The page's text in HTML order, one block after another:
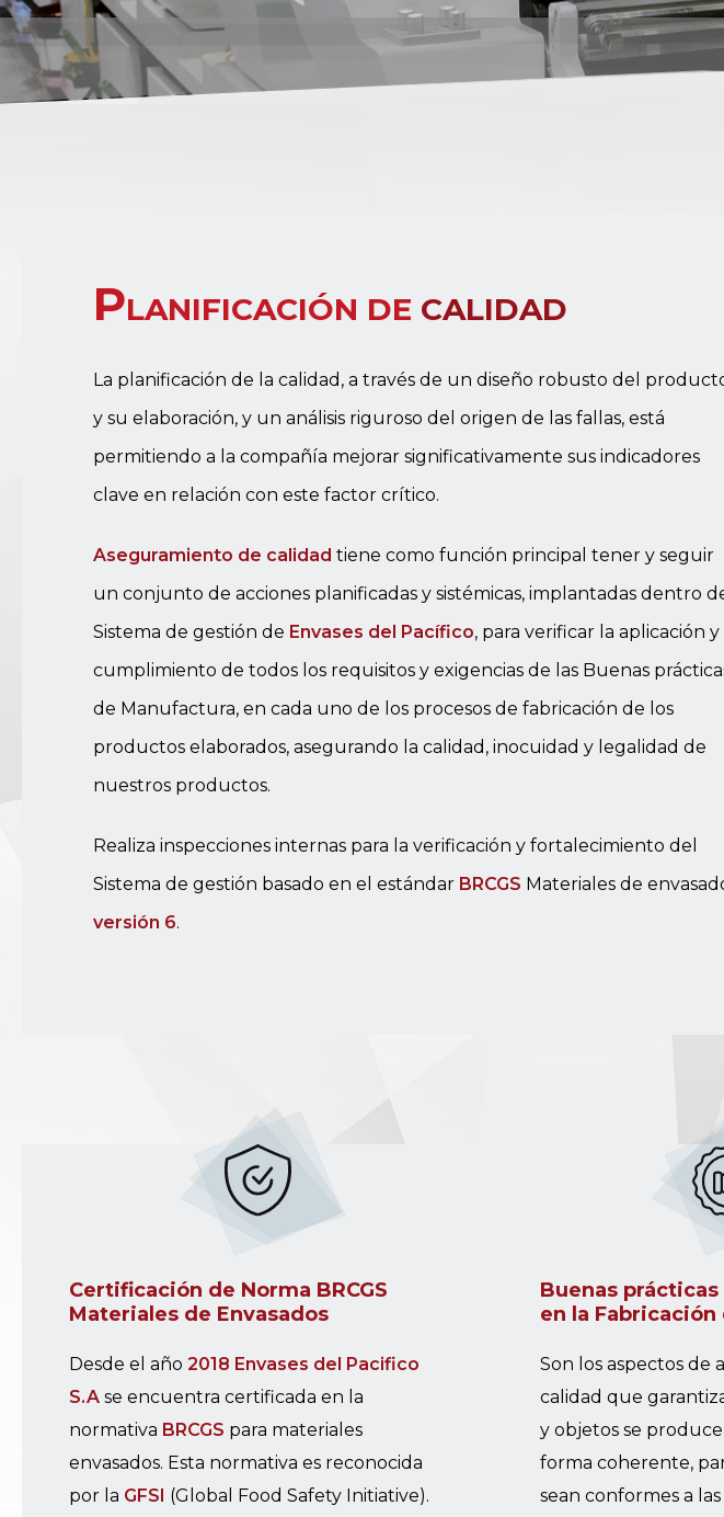
PLANIFICACIÓN DE CALIDAD
La planificación de la calidad, a través de un diseño robusto del
y su elaboración, y un análisis riguroso del origen de las fallas, está
permitiendo a la compañía mejorar significativamente sus indicadores
clave en relación con este factor crítico.
Aseguramiento de calidad tiene como función principal tener y seguir
un conjunto de acciones planificadas y sistémicas, implantadas dentro
Sistema de gestión de Envases del Pacífico, para verificar la aplicación y
cumplimiento de todos los requisitos y exigencias de las Buenas
de Manufactura, en cada uno de los procesos de fabricación de los
productos elaborados, asegurando la calidad, inocuidad y legalidad de
nuestros productos.
Realiza inspecciones internas para la verificación y fortalecimiento del
Sistema de gestión basado en el estándar BRCGS Materiales de
versión 6.
Certificación de Norma BRCGS
Materiales de Envasados
Desde el año2018 Envases del Pacifico
S.A se encuentra certificada en la
normativa BRCGS para materiales
envasados. Esta normativa es reconocida
por la GFSI (Global Food Safety Initiative).
Buenas
en la Fabricación
Son los aspectos de
calidad que
y objetos se
forma coherente,
sean conformes a